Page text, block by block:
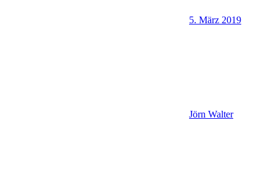
5. März 2019
Jörn Walter